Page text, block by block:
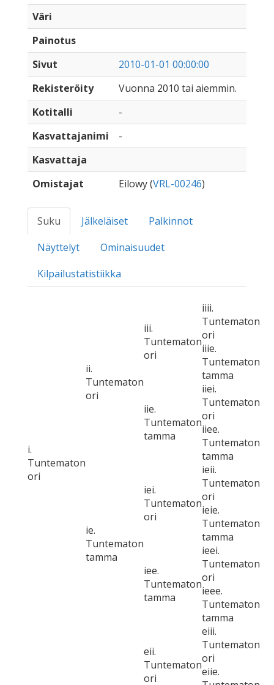
Väri
Painotus
Sivut
2010-01-01 00:00:00
Rekisteröity
Vuonna 2010 tai aiemmin.
Kotitalli
-
Kasvattajanimi
-
Kasvattaja
Omistajat
Eilowy (VRL-00246)
Suku Jälkeläiset
Palkinnot
Näyttelyt
Ominaisuudet
Kilpailustatistiikka
i.
Tuntematon
ori
ii.
Tuntematon
ori
iii.
Tuntematon
ori
iiii.
Tuntematon
ori
iiie.
Tuntematon
tamma
iie.
Tuntematon
tamma
iiei.
Tuntematon
ori
iiee.
Tuntematon
tamma
ie.
Tuntematon
tamma
iei.
Tuntematon
ori
ieii.
Tuntematon
ori
ieie.
Tuntematon
tamma
iee.
Tuntematon
tamma
ieei.
Tuntematon
ori
ieee.
Tuntematon
tamma
eii.
Tuntematon
ori
eiii.
Tuntematon
ori
eiie.